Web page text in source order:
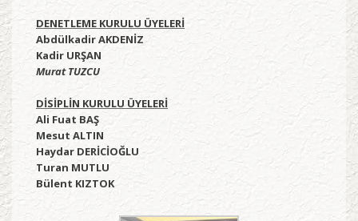
DENETLEME KURULU ÜYELERİ
Abdülkadir AKDENİZ
Kadir URŞAN
Murat TUZCU
DİSİPLİN KURULU ÜYELERİ
Ali Fuat BAŞ
Mesut ALTIN
Haydar DERİCİOĞLU
Turan MUTLU
Bülent KIZTOK